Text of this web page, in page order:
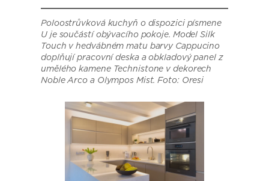
Poloostrůvková kuchyň o dispozici písmene
U je součástí obývacího pokoje. Model Silk
Touch v hedvábném matu barvy Cappucino
doplňují pracovní deska a obkladový panel z
umělého kamene Technistone v dekorech
Noble Arco a Olympos Mist. Foto: Oresi